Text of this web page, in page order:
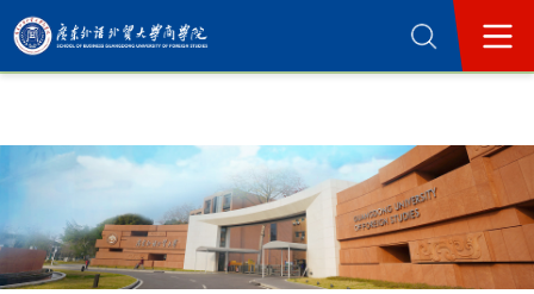
365英国上市公司(集团)官方网站-Official